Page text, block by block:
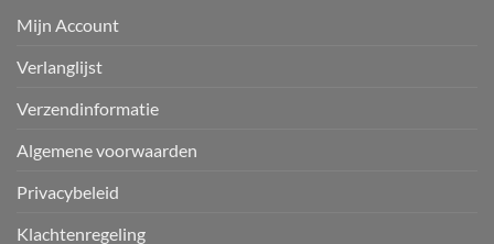
Mijn Account
Verlanglijst
Verzendinformatie
Algemene voorwaarden
Privacybeleid
Klachtenregeling